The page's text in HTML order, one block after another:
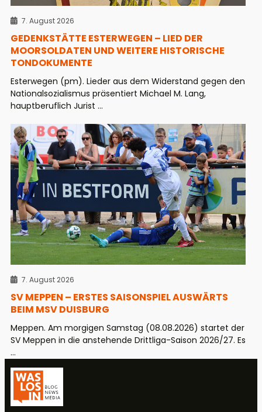
7. August 2026
GEDENKSTÄTTE ESTERWEGEN – LIED DER
MOORSOLDATEN UND WEITERE HISTORISCHE
TONDOKUMENTE
Esterwegen (pm). Lieder aus dem Widerstand gegen den
Nationalsozialismus präsentiert Michael M. Lang,
hauptberuflich Jurist ...
7. August 2026
SV MEPPEN – ERSTES SAISONSPIEL AUSWÄRTS
BEIM MSV DUISBURG
Meppen. Am morgigen Samstag (08.08.2026) startet der
SV Meppen in die anstehende Drittliga-Saison 2026/27. Es
...